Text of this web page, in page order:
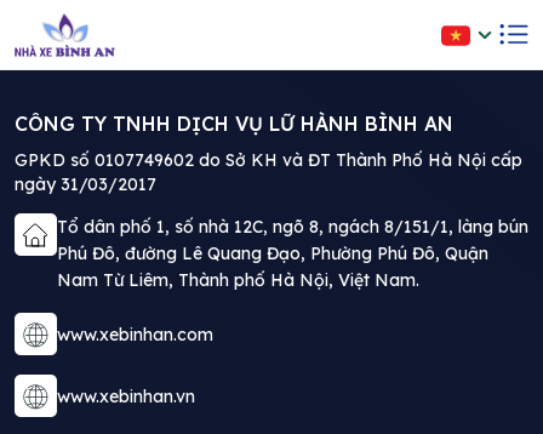
CÔNG TY TNHH DỊCH VỤ LỮ HÀNH BÌNH AN
GPKD số 0107749602 do Sở KH và ĐT Thành Phố Hà Nội cấp
ngày 31/03/2017
Tổ dân phố 1, số nhà 12C, ngõ 8, ngách 8/151/1, làng bún
Phú Đô, đường Lê Quang Đạo, Phường Phú Đô, Quận
Nam Từ Liêm, Thành phố Hà Nội, Việt Nam.
www.xebinhan.com
www.xebinhan.vn